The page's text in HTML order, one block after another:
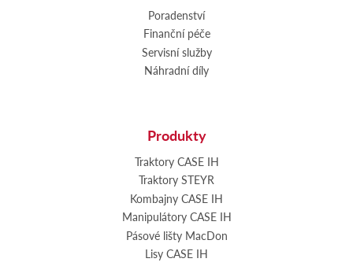
Poradenství
Finanční péče
Servisní služby
Náhradní díly
Produkty
Traktory CASE IH
Traktory STEYR
Kombajny CASE IH
Manipulátory CASE IH
Pásové lišty MacDon
Lisy CASE IH